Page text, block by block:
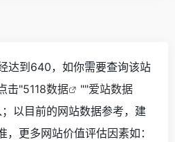
达到640，如你需要查询该站
击"5118数据 ""爱站数据
以目前的网站数据参考，建
更多网站价值评估因素如：